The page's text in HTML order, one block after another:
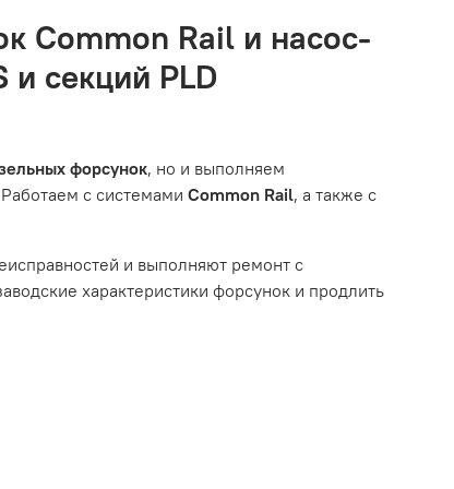
данные о покупателе. Нажмите
нарушением правил обслуживания или
системой, мы обязательно разберемся в
Это включает тормозные колодки,
Common Rail и насос-
и секций PLD
форсунок, но и выполняем
с системами Common Rail, а также с
и выполняют ремонт с
характеристики форсунок и продлить